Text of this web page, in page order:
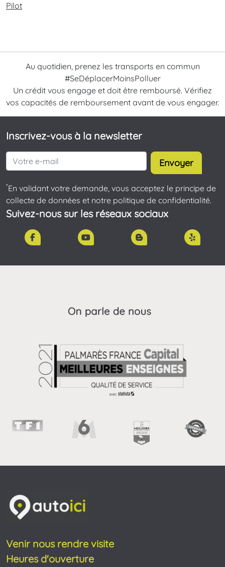
Pilot
Au quotidien, prenez les transports en commun
#SeDéplacerMoinsPolluer
Un crédit vous engage et doit être remboursé. Vérifiez
vos capacités de remboursement avant de vous engager.
Inscrivez-vous à la newsletter
Envoyer
*En validant votre demande, vous acceptez le principe de
collecte de données et notre politique de confidentialité.
Suivez-nous sur les réseaux sociaux
Venir nous rendre visite
Heures d'ouverture